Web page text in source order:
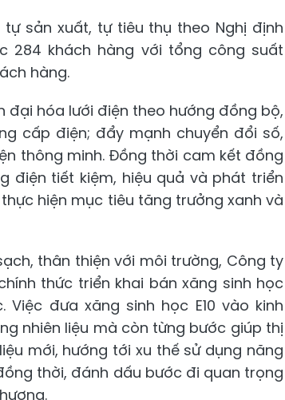
sản xuất, tự tiêu thụ theo Nghị định
284 khách hàng với tổng công suất
hàng.
hóa lưới điện theo hướng đồng bộ,
cấp điện; đẩy mạnh chuyển đổi số,
thông minh. Đồng thời cam kết đồng
điện tiết kiệm, hiệu quả và phát triển
hiện mục tiêu tăng trưởng xanh và
thân thiện với môi trường, Công ty
thức triển khai bán xăng sinh học
đưa xăng sinh học E10 vào kinh
nhiên liệu mà còn từng bước giúp thị
mới, hướng tới xu thế sử dụng năng
thời, đánh dấu bước đi quan trọng